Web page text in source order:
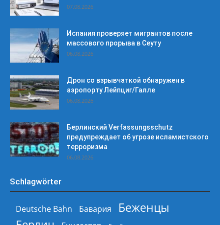
07.08.2026
Испания проверяет мигрантов после
массового прорыва в Сеуту
06.08.2026
Дрон со взрывчаткой обнаружен в
аэропорту Лейпциг/Галле
06.08.2026
Берлинский Verfassungsschutz
предупреждает об угрозе исламистского
терроризма
06.08.2026
Schlagwörter
Deutsche Bahn Бавария
Беженцы